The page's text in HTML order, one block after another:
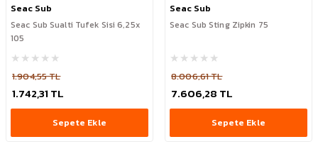
Seac Sub
Seac Sub Sualti Tufek Sisi 6,25x
105
1.904,55 TL
1.742,31 TL
Sepete Ekle
Seac Sub
Seac Sub Sting Zipkin 75
8.006,61 TL
7.606,28 TL
Sepete Ekle